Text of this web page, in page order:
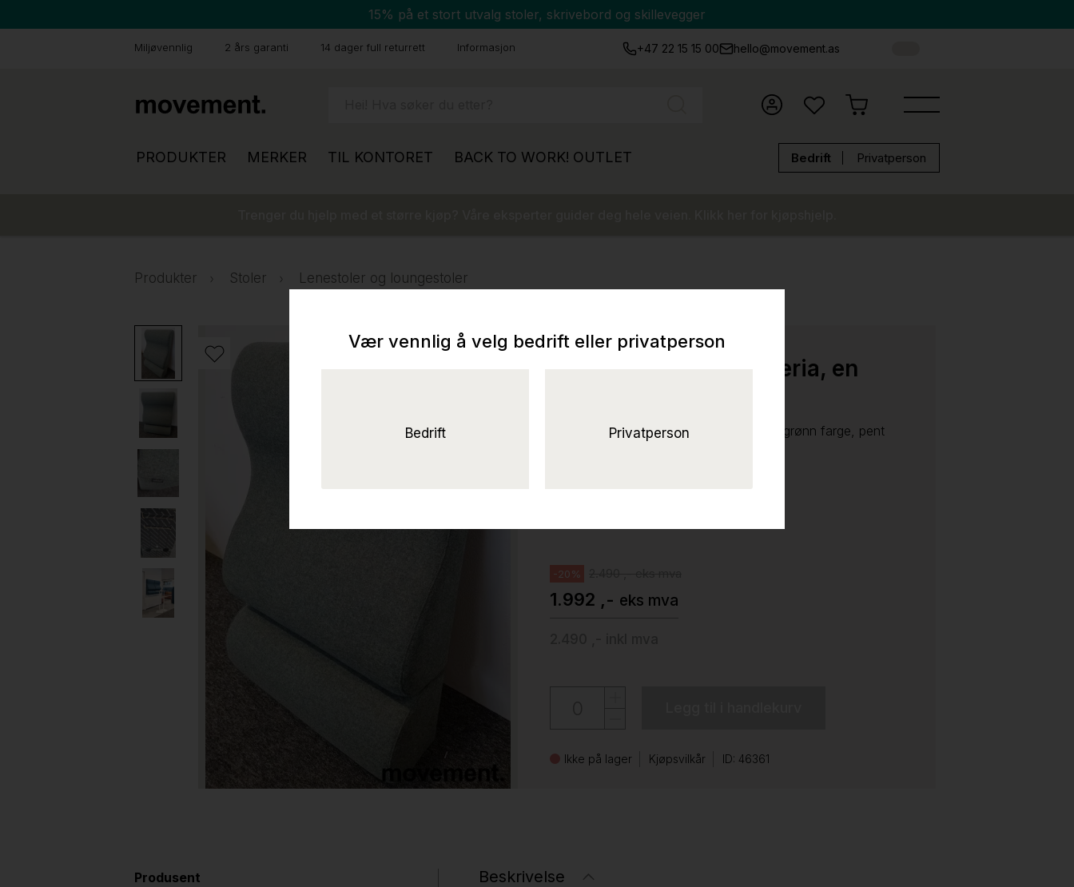
15% på et stort utvalg stoler, skrivebord og skillevegger
Miljøvennlig 2 års garanti 14 dager full returrett Informasjon +47 22 15 15 00 hello@movement.as
PRODUKTER MERKER TIL KONTORET BACK TO WORK! OUTLET Bedrift Privatperson
Produkter Stoler Lenestoler og loungestoler
Solgt!Lean-In fra Materia, en
vegghengt pute for å lene seg inntil, lys grønn farge, pent
-20%
1.992 ,- eks mva
Ikke på lager Kjøpsvilkår ID: 46361
Produsent Beskrivelse
Vær vennlig å velg bedrift eller privatperson
Bedrift Privatperson